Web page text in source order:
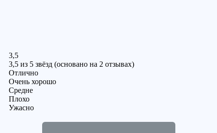
3,5
3,5 из 5 звёзд (основано на 2 отзывах)
Отлично
Очень хорошо
Средне
Плохо
Ужасно